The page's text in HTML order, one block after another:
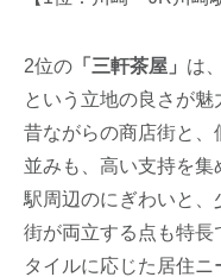
2位の 「三軒茶屋」 は
という立地の良さが魅
昔ながらの商店街と
並みも、高い支持を集
駅周辺のにぎわいと
街が両立する点も特長
タイルに応じた居住